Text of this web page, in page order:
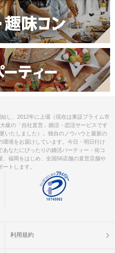
し、2012年に上場（現在は東証プライム市
級の「自社直営」婚活・恋活サービスです
いたしました）。独自のノウハウと最新の
環境をお届けしています。今日・明日行け
なたにぴったりの婚活パーティー・街コ
、福岡をはじめ、全国56店舗の直営店舗や
トします。
利用規約